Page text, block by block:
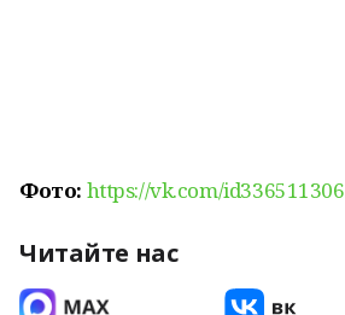
Фото: https://vk.com/id336511306
Читайте нас